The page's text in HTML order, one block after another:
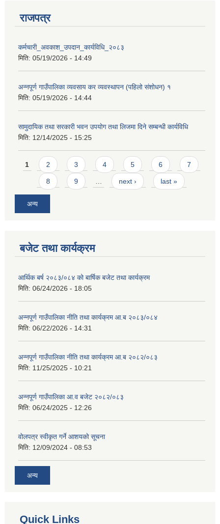
राजपत्र
कर्मचारी_अवकाश_उपदान_कार्यविधि_२०८३
मिति: 05/19/2026 - 14:49
अन्नपूर्ण गाउँपालिका व्यवसाय कर व्यवस्थापन (पहिलो संशोधन) १
मिति: 05/19/2026 - 14:44
सामुदायिक तथा सरकारी भवन उपयोग तथा लिजमा दिने सम्बन्धी कार्यविधि
मिति: 12/14/2025 - 15:25
Pages
1 2 3 4 5 6 7
8 9 next › last »
अन्य
बजेट तथा कार्यक्रम
आर्थिक बर्ष २०८३/०८४ को बार्षिक बजेट तथा कार्यक्रम
मिति: 06/24/2026 - 18:05
अन्नपूर्ण गाउँपालिका नीति तथा कार्यक्रम आ.ब २०८३/०८४
मिति: 06/22/2026 - 14:31
अन्नपूर्ण गाउँपालिका नीति तथा कार्यक्रम आ.ब २०८२/०८३
मिति: 11/25/2025 - 10:21
अन्नपूर्ण गाउँपालिका आ.व बजेट २०८२/०८३
मिति: 06/24/2025 - 12:26
वोलपत्र स्वीकृत गर्ने आशयको सूचना
मिति: 12/09/2024 - 08:53
अन्य
Quick Links